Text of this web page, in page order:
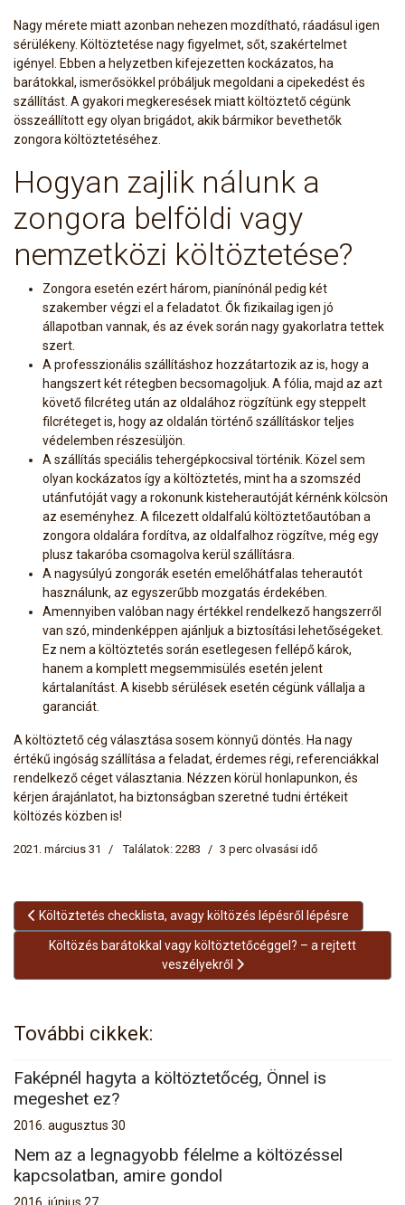
Nagy mérete miatt azonban nehezen mozdítható, ráadásul igen
sérülékeny. Költöztetése nagy figyelmet, sőt, szakértelmet
igényel. Ebben a helyzetben kifejezetten kockázatos, ha
barátokkal, ismerősökkel próbáljuk megoldani a cipekedést és
szállítást. A gyakori megkeresések miatt költöztető cégünk
összeállított egy olyan brigádot, akik bármikor bevethetők
zongora költöztetéséhez.
Hogyan zajlik nálunk a
zongora belföldi vagy
nemzetközi költöztetése?
Zongora esetén ezért három, pianínónál pedig két
szakember végzi el a feladatot. Ők fizikailag igen jó
állapotban vannak, és az évek során nagy gyakorlatra tettek
szert.
A professzionális szállításhoz hozzátartozik az is, hogy a
hangszert két rétegben becsomagoljuk. A fólia, majd az azt
követő filcréteg után az oldalához rögzítünk egy steppelt
filcréteget is, hogy az oldalán történő szállításkor teljes
védelemben részesüljön.
A szállítás speciális tehergépkocsival történik. Közel sem
olyan kockázatos így a költöztetés, mint ha a szomszéd
utánfutóját vagy a rokonunk kisteherautóját kérnénk kölcsön
az eseményhez. A filcezett oldalfalú költöztetőautóban a
zongora oldalára fordítva, az oldalfalhoz rögzítve, még egy
plusz takaróba csomagolva kerül szállításra.
A nagysúlyú zongorák esetén emelőhátfalas teherautót
használunk, az egyszerűbb mozgatás érdekében.
Amennyiben valóban nagy értékkel rendelkező hangszerről
van szó, mindenképpen ajánljuk a biztosítási lehetőségeket.
Ez nem a költöztetés során esetlegesen fellépő károk,
hanem a komplett megsemmisülés esetén jelent
kártalanítást. A kisebb sérülések esetén cégünk vállalja a
garanciát.
A költöztető cég választása sosem könnyű döntés. Ha nagy
értékű ingóság szállítása a feladat, érdemes régi, referenciákkal
rendelkező céget választania. Nézzen körül honlapunkon, és
kérjen árajánlatot, ha biztonságban szeretné tudni értékeit
költözés közben is!
2021. március 31 Találatok: 2283 3 perc olvasási idő
Előző cikk: Költöztetés checklista, avagy költözés lépésről lépésre
Költöztetés checklista, avagy költözés lépésről lépésre
Következő cikk: Költözés barátokkal vagy költöztetőcéggel? –
Költözés barátokkal vagy költöztetőcéggel? – a rejtett
veszélyekről
További cikkek:
Faképnél hagyta a költöztetőcég, Önnel is
megeshet ez?
2016. augusztus 30
Nem az a legnagyobb félelme a költözéssel
kapcsolatban, amire gondol
2016. június 27